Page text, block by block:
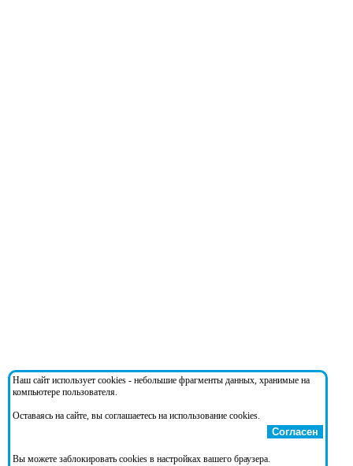
Наш сайт использует cookies - небольшие фрагменты данных, хранимые на
компьютере пользователя.
Оставаясь на сайте, вы соглашаетесь на использование cookies.
Согласен
Вы можете заблокировать cookies в настройках вашего браузера.